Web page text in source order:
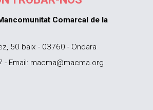
Comarcal de la
50 baix - 03760 - Ondara
Email: macma@macma.org